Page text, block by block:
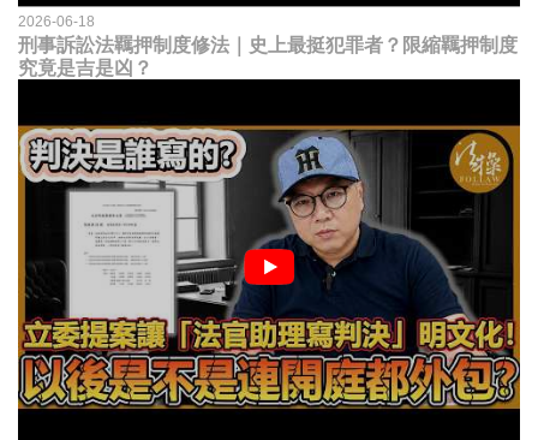
2026-06-18
刑事訴訟法羈押制度修法｜史上最挺犯罪者？限縮羈押制度
究竟是吉是凶？